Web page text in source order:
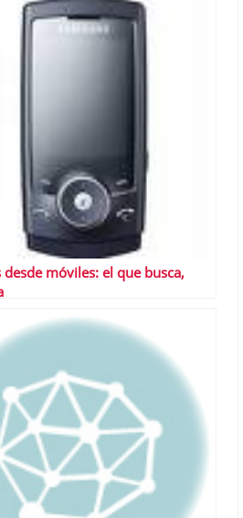
desde móviles: el que busca,